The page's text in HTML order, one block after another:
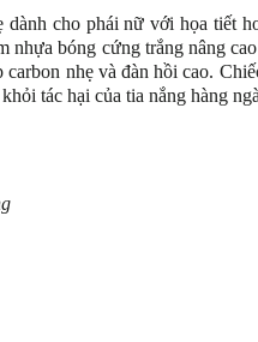
cho phái nữ với họa tiết
bóng cứng trắng nâng
nhẹ và đàn hồi cao.
tác hại của tia nắng hàng